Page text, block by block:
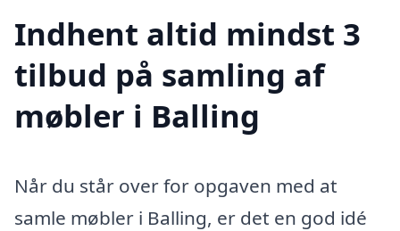
Indhent altid mindst 3
tilbud på samling af
møbler i Balling
Når du står over for opgaven med at
samle møbler i Balling, er det en god idé